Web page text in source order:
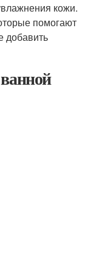
кожи.
помогают
добавить